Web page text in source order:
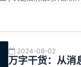
Linux 基金会官方认证
2024-08-02
万字干货：从